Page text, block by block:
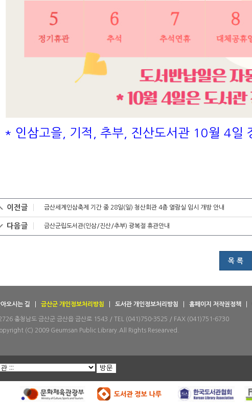
* 인삼고을, 기적, 추부, 진산도서관 10월 4일
이전글 금산세계인삼축제 기간 중 28일(일) 청산회관 4층 열람실 임시 개방 안내
다음글 금산군립도서관(인삼/진산/추부) 광복절 휴관안내
목 록
오시는 길 금산군 개인정보처리방침 도서관 개인정보처리방침 홈페이지 저작권정책
충청남도 금산군 금산읍 금산로 1543 / TEL (041)750-3525 / FAX (041)751-6730
(C) 2009 Geumsan Public Library.All Rights Researved.